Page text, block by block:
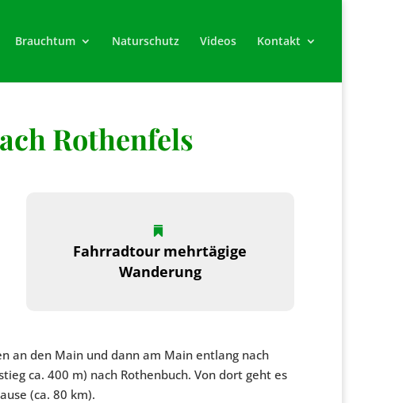
Brauchtum Naturschutz Videos Kontakt
Rothenfels
Fahrradtour mehrtägige
Wanderung
an den Main und dann am Main entlang nach
ca. 400 m) nach Rothenbuch. Von dort geht es
(ca. 80 km).